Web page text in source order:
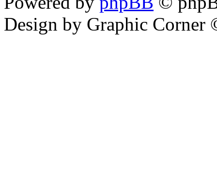
Design by Graphic Corner